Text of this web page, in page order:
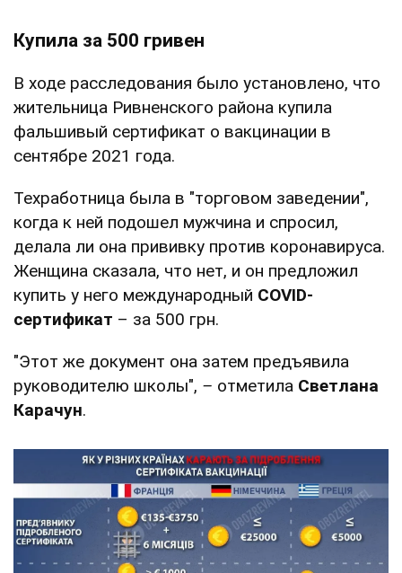
Купила за 500 гривен
В ходе расследования было установлено, что
жительница Ривненского района купила
фальшивый сертификат о вакцинации в
сентябре 2021 года.
Техработница была в "торговом заведении",
когда к ней подошел мужчина и спросил,
делала ли она прививку против коронавируса.
Женщина сказала, что нет, и он предложил
купить у него международный COVID-
сертификат – за 500 грн.
"Этот же документ она затем предъявила
руководителю школы", – отметила Светлана
Карачун.